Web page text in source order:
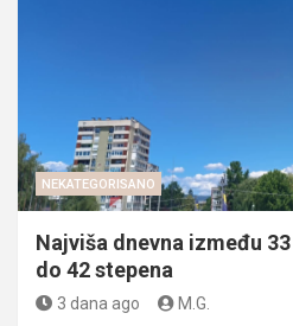
NEKATEGORISANO
Najviša dnevna između
do 42 stepena
3 dana ago M.G.